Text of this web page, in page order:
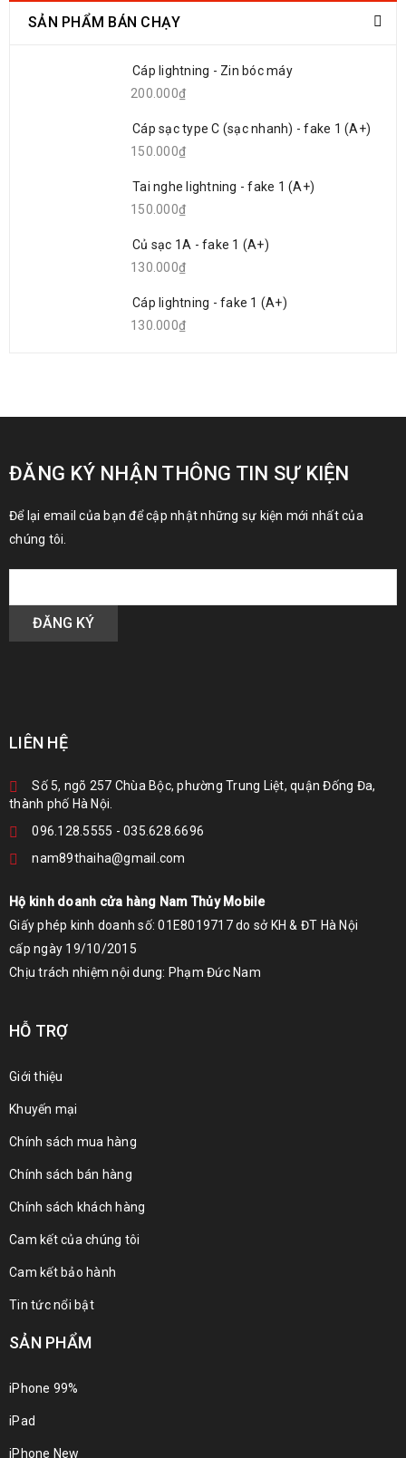
SẢN PHẨM BÁN CHẠY
Cáp lightning - Zin bóc máy
200.000₫
Cáp sạc type C (sạc nhanh) - fake 1 (A+)
150.000₫
Tai nghe lightning - fake 1 (A+)
150.000₫
Củ sạc 1A - fake 1 (A+)
130.000₫
Cáp lightning - fake 1 (A+)
130.000₫
ĐĂNG KÝ NHẬN THÔNG TIN SỰ KIỆN
Để lại email của bạn để cập nhật những sự kiện mới nhất của
chúng tôi.
LIÊN HỆ
Số 5, ngõ 257 Chùa Bộc, phường Trung Liệt, quận Đống Đa,
thành phố Hà Nội.
096.128.5555 - 035.628.6696
nam89thaiha@gmail.com
Hộ kinh doanh cửa hàng Nam Thủy Mobile
Giấy phép kinh doanh số: 01E8019717 do sở KH & ĐT Hà Nội
cấp ngày 19/10/2015
Chịu trách nhiệm nội dung: Phạm Đức Nam
HỖ TRỢ
Giới thiệu
Khuyến mại
Chính sách mua hàng
Chính sách bán hàng
Chính sách khách hàng
Cam kết của chúng tôi
Cam kết bảo hành
Tin tức nổi bật
SẢN PHẨM
iPhone 99%
iPad
iPhone New